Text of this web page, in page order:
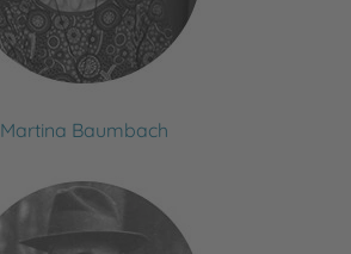
Martina Baumbach